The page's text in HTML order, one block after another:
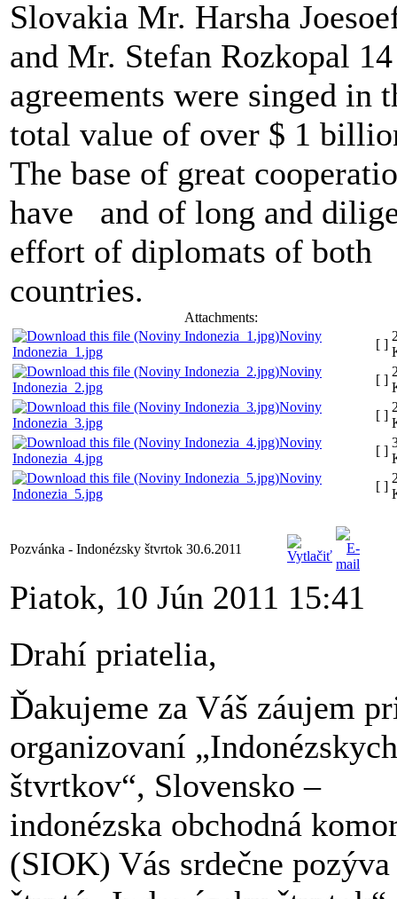
Slovakia Mr. Harsha
and Mr. Stefan Rozkopal 14
agreements were singed in
total value of over $ 1
The base of great
have and of long and
effort of diplomats of both
countries.
Attachments:
Noviny
Indonezia_1.jpg
[ ]
Noviny
Indonezia_2.jpg
[ ]
Noviny
Indonezia_3.jpg
[ ]
Noviny
Indonezia_4.jpg
[ ]
Noviny
Indonezia_5.jpg
[ ]
Pozvánka - Indonézsky štvrtok 30.6.2011
Piatok, 10 Jún 2011 15:41
Drahí priatelia,
Ďakujeme za Váš záujem
organizovaní „Indonézskych
štvrtkov“, Slovensko –
indonézska obchodná
(SIOK) Vás srdečne pozýva